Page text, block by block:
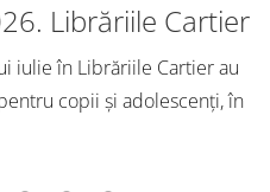
Librăriile Cartier
iulie în Librăriile Cartier au
copii și adolescenți, în